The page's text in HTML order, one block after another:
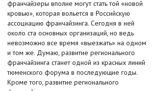
франчайзеры вполне могут стать той «новой
кровью», которая вольется в Российскую
ассоциацию франчайзинга. Сегодня в ней
около ста основных организаций, но ведь
невозможно все время «выезжать» на одном
и том же. Думаю, развитие регионального
франчайзинга станет одной из красных линий
тюменского форума в последующие годы.
Кроме того, развитие регионального